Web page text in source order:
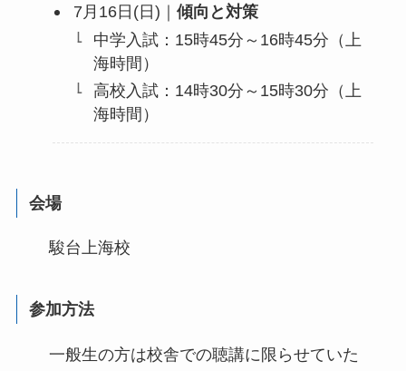
7月16日(日)｜ 傾向と対策
中学入試：15時45分～16時45分（上
海時間）
高校入試：14時30分～15時30分（上
海時間）
会場
駿台上海校
参加方法
一般生の方は校舎での聴講に限らせていた